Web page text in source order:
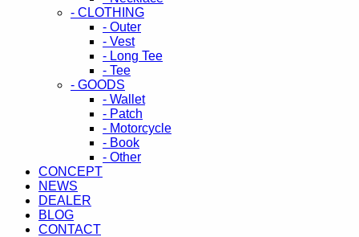
- CLOTHING
- Outer
- Vest
- Long Tee
- Tee
- GOODS
- Wallet
- Patch
- Motorcycle
- Book
- Other
CONCEPT
NEWS
DEALER
BLOG
CONTACT